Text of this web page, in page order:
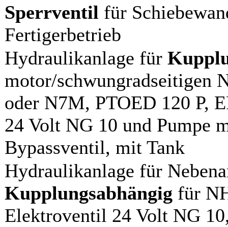
Sperrventil für
Fertigerbetrieb
Hydraulikanlage für
motor/schwungradseitigen
oder N7M, PTOED 120 P,
24 Volt NG 10 und Pumpe
Bypassventil, mit Tank
Hydraulikanlage für
Kupplungsabhängig für
Elektroventil 24 Volt NG